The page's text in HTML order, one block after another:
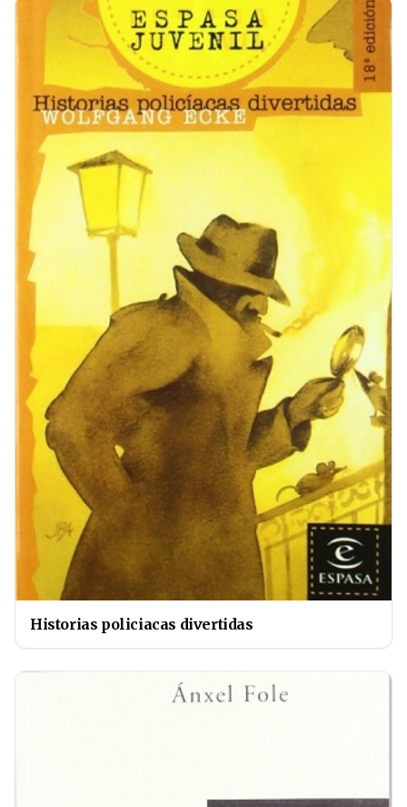
Historias policiacas divertidas